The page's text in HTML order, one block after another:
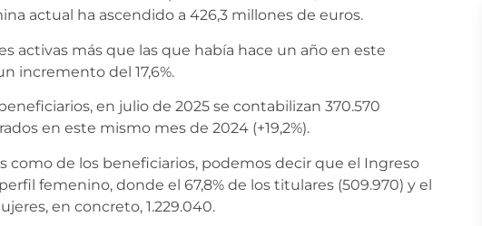
actual ha ascendido a 426,3 millones de euros.
activas más que las que había hace un año en este
incremento del 17,6%.
en julio de 2025 se contabilizan 370.570
en este mismo mes de 2024 (+19,2%).
como de los beneficiarios, podemos decir que el Ingreso
femenino, donde el 67,8% de los titulares (509.970) y el
en concreto, 1.229.040.